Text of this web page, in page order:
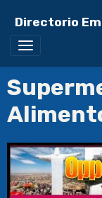
Directorio